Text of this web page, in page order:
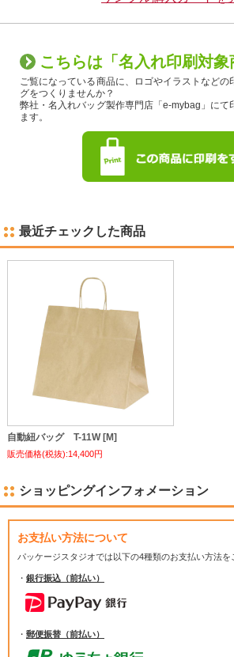
こちらは「名入れ印刷対象
ご覧になっている商品に、ロゴやイラストなどの
グをつくりませんか？
弊社・名入れバッグ製作専門店「e-mybag」にて
ます。
最近チェックした商品
自動紐バッグ T-11W [M]
販売価格(税抜):14,400円
ショッピングインフォメーション
お支払い方法について
パッケージスタジオでは以下の4種類のお支払い方法を
・ 銀行振込（前払い）
・ 郵便振替（前払い）